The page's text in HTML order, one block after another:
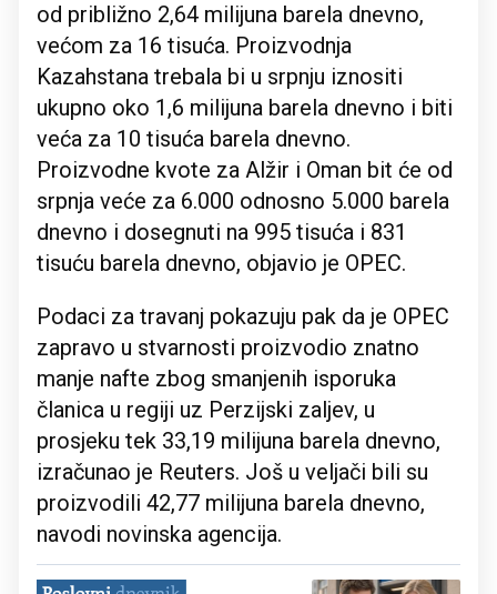
od približno 2,64 milijuna barela dnevno,
većom za 16 tisuća. Proizvodnja
Kazahstana trebala bi u srpnju iznositi
ukupno oko 1,6 milijuna barela dnevno i biti
veća za 10 tisuća barela dnevno.
Proizvodne kvote za Alžir i Oman bit će od
srpnja veće za 6.000 odnosno 5.000 barela
dnevno i dosegnuti na 995 tisuća i 831
tisuću barela dnevno, objavio je OPEC.
Podaci za travanj pokazuju pak da je OPEC
zapravo u stvarnosti proizvodio znatno
manje nafte zbog smanjenih isporuka
članica u regiji uz Perzijski zaljev, u
prosjeku tek 33,19 milijuna barela dnevno,
izračunao je Reuters. Još u veljači bili su
proizvodili 42,77 milijuna barela dnevno,
navodi novinska agencija.